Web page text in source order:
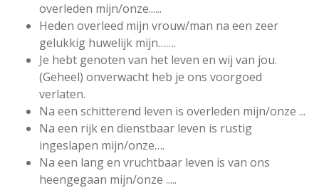
overleden mijn/onze......
Heden overleed mijn vrouw/man na een zeer
gelukkig huwelijk mijn…….
Je hebt genoten van het leven en wij van jou.
(Geheel) onverwacht heb je ons voorgoed
verlaten.
Na een schitterend leven is overleden mijn/onze ...
Na een rijk en dienstbaar leven is rustig
ingeslapen mijn/onze….
Na een lang en vruchtbaar leven is van ons
heengegaan mijn/onze .....